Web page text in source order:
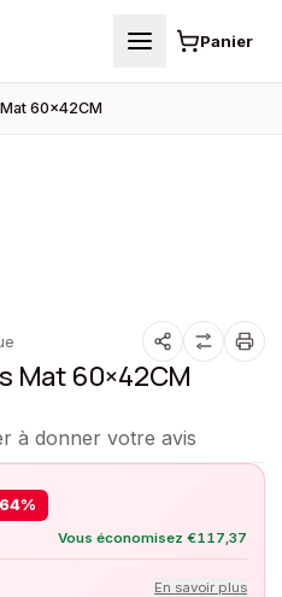
Panier
60×42CM
Mat 60×42CM
à donner votre avis
64%
Vous économisez €117,37
En savoir plus